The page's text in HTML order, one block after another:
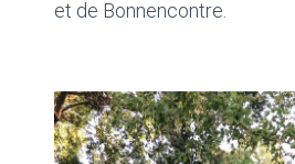
et de Bonnencontre.